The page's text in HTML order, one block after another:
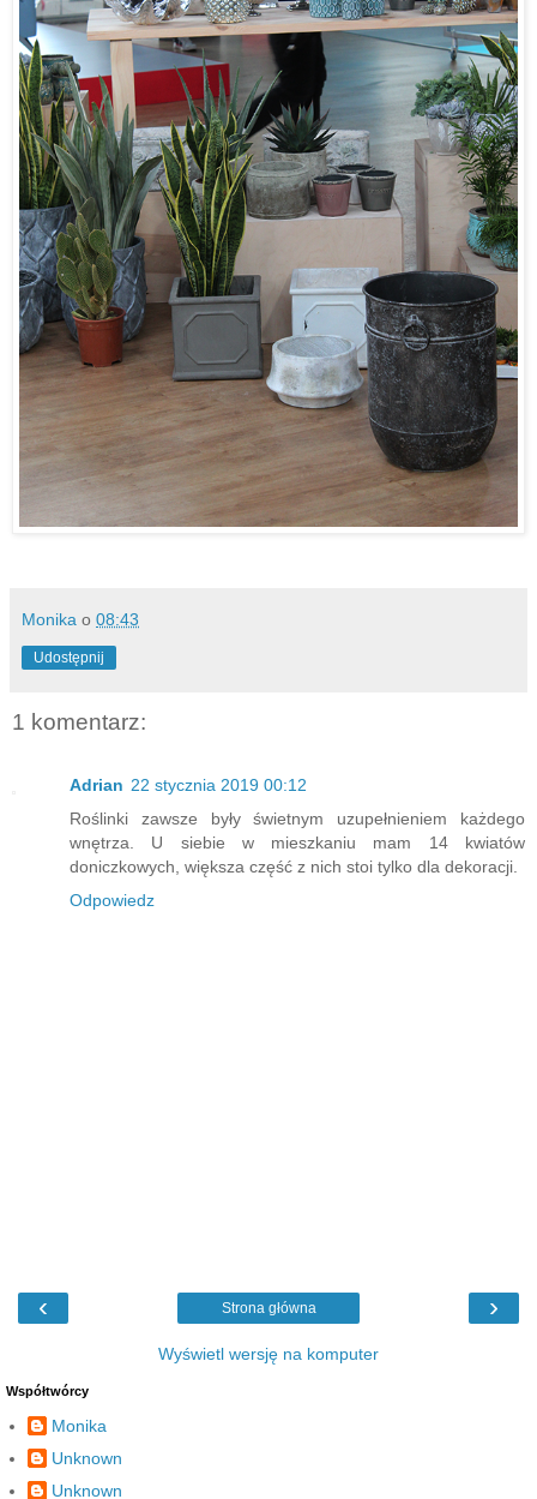
Monika o 08:43
Udostępnij
1 komentarz:
Adrian 22 stycznia 2019 00:12
Roślinki zawsze były świetnym uzupełnieniem każdego
wnętrza. U siebie w mieszkaniu mam 14 kwiatów
doniczkowych, większa część z nich stoi tylko dla dekoracji.
Odpowiedz
‹ ›
Strona główna
Wyświetl wersję na komputer
Współtwórcy
Monika
Unknown
Unknown